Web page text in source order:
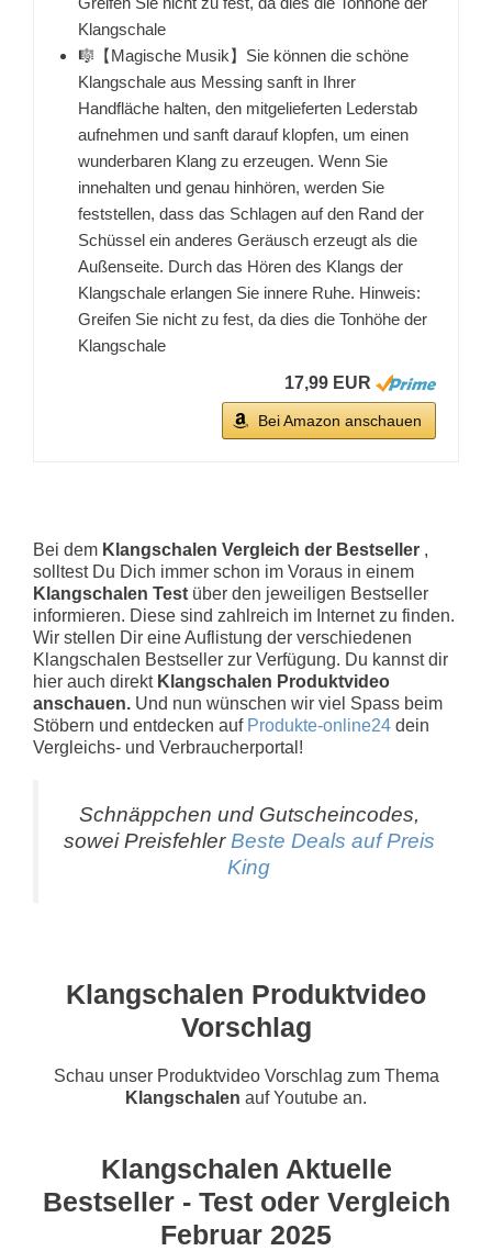
Klangschale
🎼【Magische Musik】Sie können die schöne
Klangschale aus Messing sanft in Ihrer
Handfläche halten, den mitgelieferten Lederstab
aufnehmen und sanft darauf klopfen, um einen
wunderbaren Klang zu erzeugen. Wenn Sie
innehalten und genau hinhören, werden Sie
feststellen, dass das Schlagen auf den Rand der
Schüssel ein anderes Geräusch erzeugt als die
Außenseite. Durch das Hören des Klangs der
Klangschale erlangen Sie innere Ruhe. Hinweis:
Greifen Sie nicht zu fest, da dies die Tonhöhe der
Klangschale
17,99 EUR
Bei Amazon anschauen
Bei dem Klangschalen Vergleich der Bestseller ,
solltest Du Dich immer schon im Voraus in einem
Klangschalen Test über den jeweiligen Bestseller
informieren. Diese sind zahlreich im Internet zu finden.
Wir stellen Dir eine Auflistung der verschiedenen
Klangschalen Bestseller zur Verfügung. Du kannst dir
hier auch direkt Klangschalen Produktvideo
anschauen. Und nun wünschen wir viel Spass beim
Stöbern und entdecken auf Produkte-online24 dein
Vergleichs- und Verbraucherportal!
Schnäppchen und Gutscheincodes,
sowei Preisfehler Beste Deals auf Preis
King
Klangschalen Produktvideo
Vorschlag
Schau unser Produktvideo Vorschlag zum Thema
Klangschalen auf Youtube an.
Klangschalen Aktuelle
Bestseller - Test oder Vergleich
Februar 2025